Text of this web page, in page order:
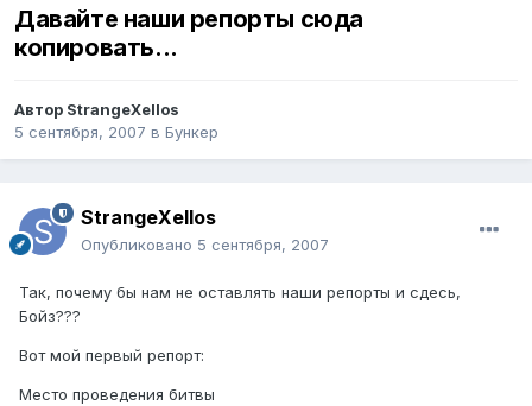
Давайте наши репорты сюда
копировать...
Автор StrangeXellos
5 сентября, 2007 в Бункер
StrangeXellos
Опубликовано 5 сентября, 2007
Так, почему бы нам не оставлять наши репорты и сдесь,
Бойз???
Вот мой первый репорт:
Место проведения битвы